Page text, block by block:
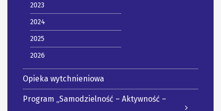
2023
2024
2025
2026
Opieka wytchnieniowa
Program „Samodzielność – Aktywność –